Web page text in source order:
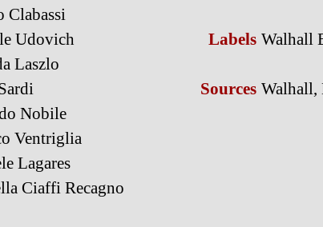
Clabassi
Udovich
Laszlo
Nobile
Ventriglia
Lagares
Ciaffi Recagno
Labels Walhall
Sources